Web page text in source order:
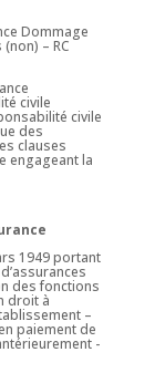
Dommage
– RC
civile
civile
des
clauses
engageant la
1949 portant
des fonctions
droit à
–
paiement de
-